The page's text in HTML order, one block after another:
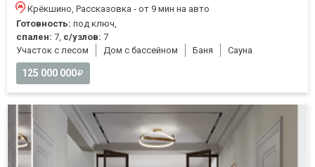
Крёкшино, Рассказовка - от 9 мин на авто
Готовность: под ключ,
спален: 7, с/узлов: 7
Участок с лесом
Дом с бассейном Баня Cауна
125 000 000